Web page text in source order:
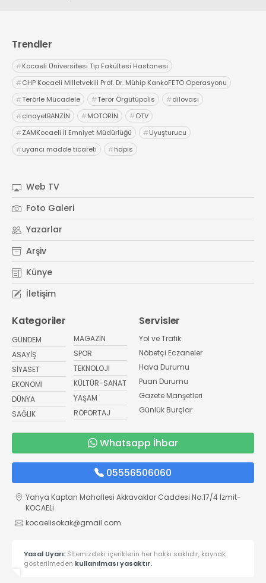
Trendler
#Kocaeli Üniversitesi Tıp Fakültesi Hastanesi
#CHP Kocaeli Milletvekili Prof. Dr. Mühip KankoFETÖ Operasyonu
#Terörle Mücadele #Terör Örgütüpolis #dilovası
#cinayetBANZİN #MOTORİN #ÖTV
#ZAMKocaeli İl Emniyet Müdürlüğü #Uyuşturucu
#uyarıcı madde ticareti #hapis
Web TV
Foto Galeri
Yazarlar
Arşiv
Künye
İletişim
Kategoriler
GÜNDEM
ASAYİŞ
SİYASET
EKONOMİ
DÜNYA
SAĞLIK
MAGAZİN
SPOR
TEKNOLOJİ
KÜLTÜR-SANAT
YAŞAM
RÖPORTAJ
Servisler
Yol ve Trafik
Nöbetçi Eczaneler
Hava Durumu
Puan Durumu
Gazete Manşetleri
Günlük Burçlar
Whatsapp İhbar
05556506060
Yahya Kaptan Mahallesi Akkavaklar Caddesi No:17/4 İzmit-
KOCAELİ
kocaelisokak@gmail.com
Yasal Uyarı: Sitemizdeki içeriklerin her hakkı saklıdır, kaynak
gösterilmeden kullanılması yasaktır.